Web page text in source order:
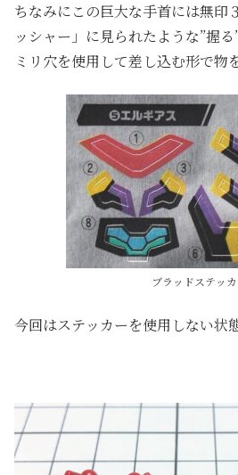
ちなみにこの巨大な手首には無印
ッシャー」に見られたような”握
ミリ穴を使用して差し込む形で物
ブラッドステッ
今回はステッカーを使用しない状